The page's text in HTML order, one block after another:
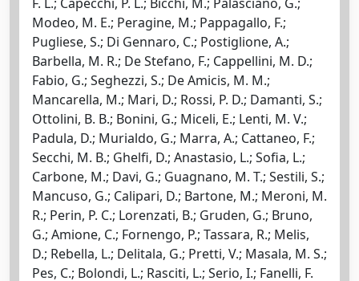
Modeo, M. E.; Peragine, M.; Pappagallo, F.;
Pugliese, S.; Di Gennaro, C.; Postiglione, A.;
Barbella, M. R.; De Stefano, F.; Cappellini, M. D.;
Fabio, G.; Seghezzi, S.; De Amicis, M. M.;
Mancarella, M.; Mari, D.; Rossi, P. D.; Damanti, S.;
Ottolini, B. B.; Bonini, G.; Miceli, E.; Lenti, M. V.;
Padula, D.; Murialdo, G.; Marra, A.; Cattaneo, F.;
Secchi, M. B.; Ghelfi, D.; Anastasio, L.; Sofia, L.;
Carbone, M.; Davi, G.; Guagnano, M. T.; Sestili, S.;
Mancuso, G.; Calipari, D.; Bartone, M.; Meroni, M.
R.; Perin, P. C.; Lorenzati, B.; Gruden, G.; Bruno,
G.; Amione, C.; Fornengo, P.; Tassara, R.; Melis,
D.; Rebella, L.; Delitala, G.; Pretti, V.; Masala, M. S.;
Pes, C.; Bolondi, L.; Rasciti, L.; Serio, I.; Fanelli, F.